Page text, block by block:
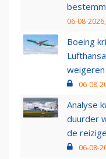
06-08-
Boeing
weigeren
06-08-
Analyse
duurder
de
06-08-